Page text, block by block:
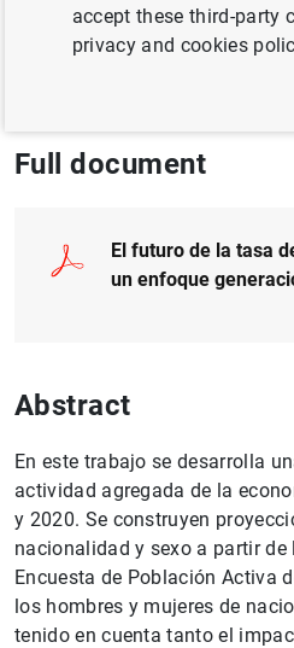
LABOUR MARKET
Full document
El futuro de la tasa
un enfoque
Abstract
En este trabajo se desarrolla
actividad agregada de la
y 2020. Se construyen
nacionalidad y sexo a partir
Encuesta de Población Activa
los hombres y mujeres de
tenido en cuenta tanto el
accept these third-party
privacy and cookies